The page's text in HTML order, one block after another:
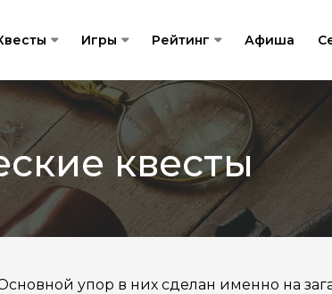
Игры Рейтинг Афиша
квесты
упор в них сделан именно на